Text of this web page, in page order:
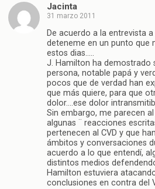
Jacinta
31 marzo 2011
De acuerdo a la entrevista
deteneme en un punto que
estos dias…..
J. Hamilton ha demostrado
persona, notable papá y
pocos que de verdad han
que más quiere, para que
dolor….ese dolor
Sin embargo, me parecen
algunas ¨ reacciones
pertenecen al CVD y que
ámbitos y conversaciones
acuerdo a lo que entendí,
distintos medios
Hamilton estuviera
conclusiones en contra del